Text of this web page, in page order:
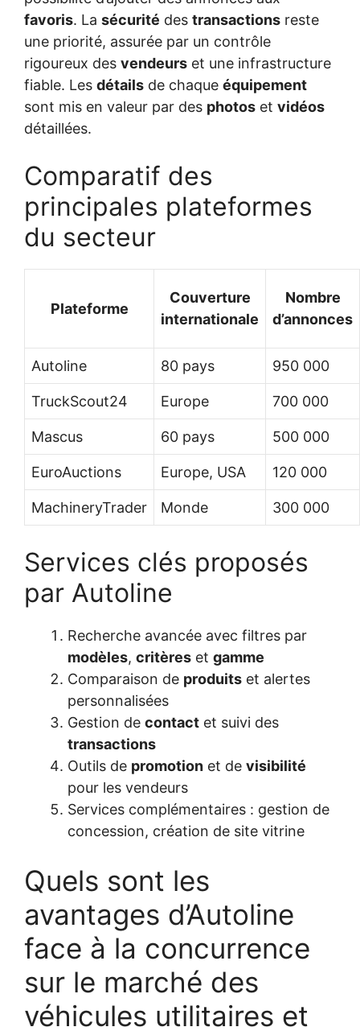
favoris. La sécurité des transactions reste
une priorité, assurée par un contrôle
rigoureux des vendeurs et une infrastructure
fiable. Les détails de chaque équipement
sont mis en valeur par des photos et vidéos
détaillées.
Comparatif des
principales plateformes
du secteur
Plateforme
Couverture
internationale
Nombre
d’annonces
Autoline 80 pays 950 000
TruckScout24 Europe 700 000
Mascus 60 pays 500 000
EuroAuctions Europe, USA 120 000
MachineryTrader Monde 300 000
Services clés proposés
par Autoline
Recherche avancée avec filtres par
modèles, critères et gamme
Comparaison de produits et alertes
personnalisées
Gestion de contact et suivi des
transactions
Outils de promotion et de visibilité
pour les vendeurs
Services complémentaires : gestion de
concession, création de site vitrine
Quels sont les
avantages d’Autoline
face à la concurrence
sur le marché des
véhicules utilitaires et